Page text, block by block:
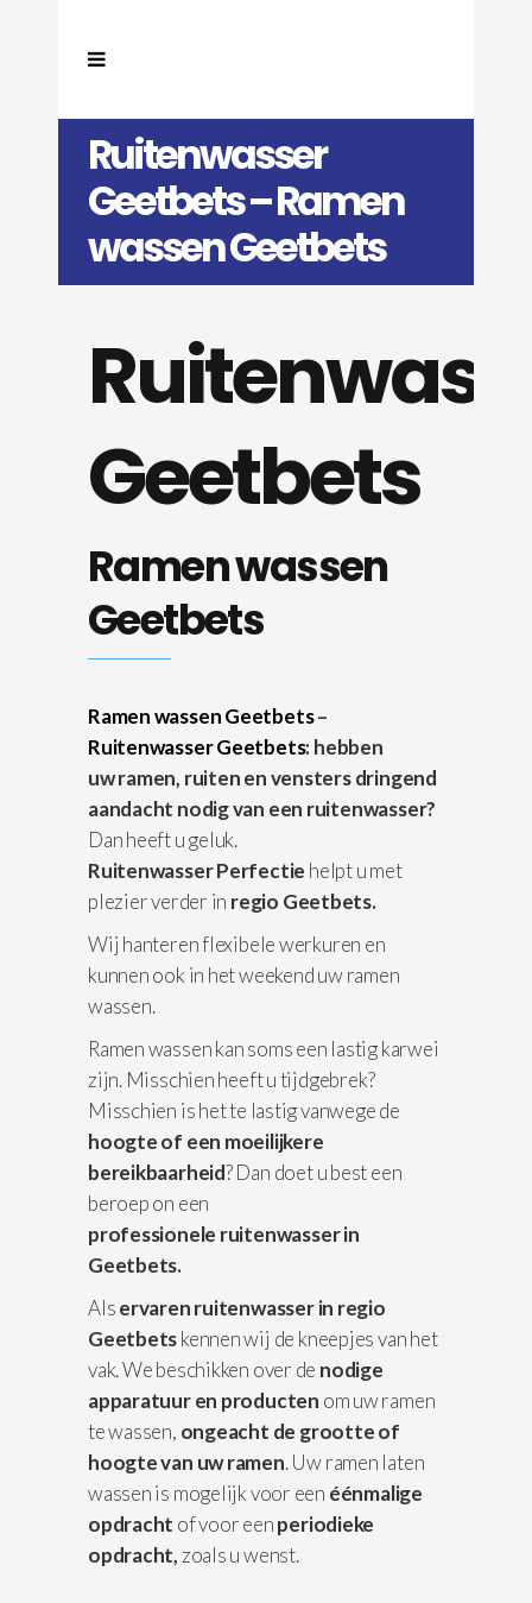
Ruitenwasser
Geetbets – Ramen
wassen Geetbets
Geetbets
Ramen wassen
Geetbets
Ramen wassen Geetbets–
Ruitenwasser Geetbets: hebben
uw ramen, ruiten en vensters dringend
aandacht nodig van een ruitenwasser?
Dan heeft u geluk.
Ruitenwasser Perfectie helpt u met
plezier verder in regio Geetbets.
Wij hanteren flexibele werkuren en
kunnen ook in het weekend uw ramen
wassen.
Ramen wassen kan soms een lastig karwei
zijn. Misschien heeft u tijdgebrek?
Misschien is het te lastig vanwege de
hoogte of een moeilijkere
bereikbaarheid? Dan doet u best een
beroep on een
professionele ruitenwasser in
Geetbets.
Alservaren ruitenwasser in regio
Geetbetskennen wij de kneepjes van het
vak. We beschikken over de nodige
apparatuuren producten om uw ramen
te wassen, ongeacht de grootte of
hoogte van uw ramen. Uw ramen laten
wassen is mogelijk voor een éénmalige
opdracht of voor eenperiodieke
opdracht, zoals u wenst.